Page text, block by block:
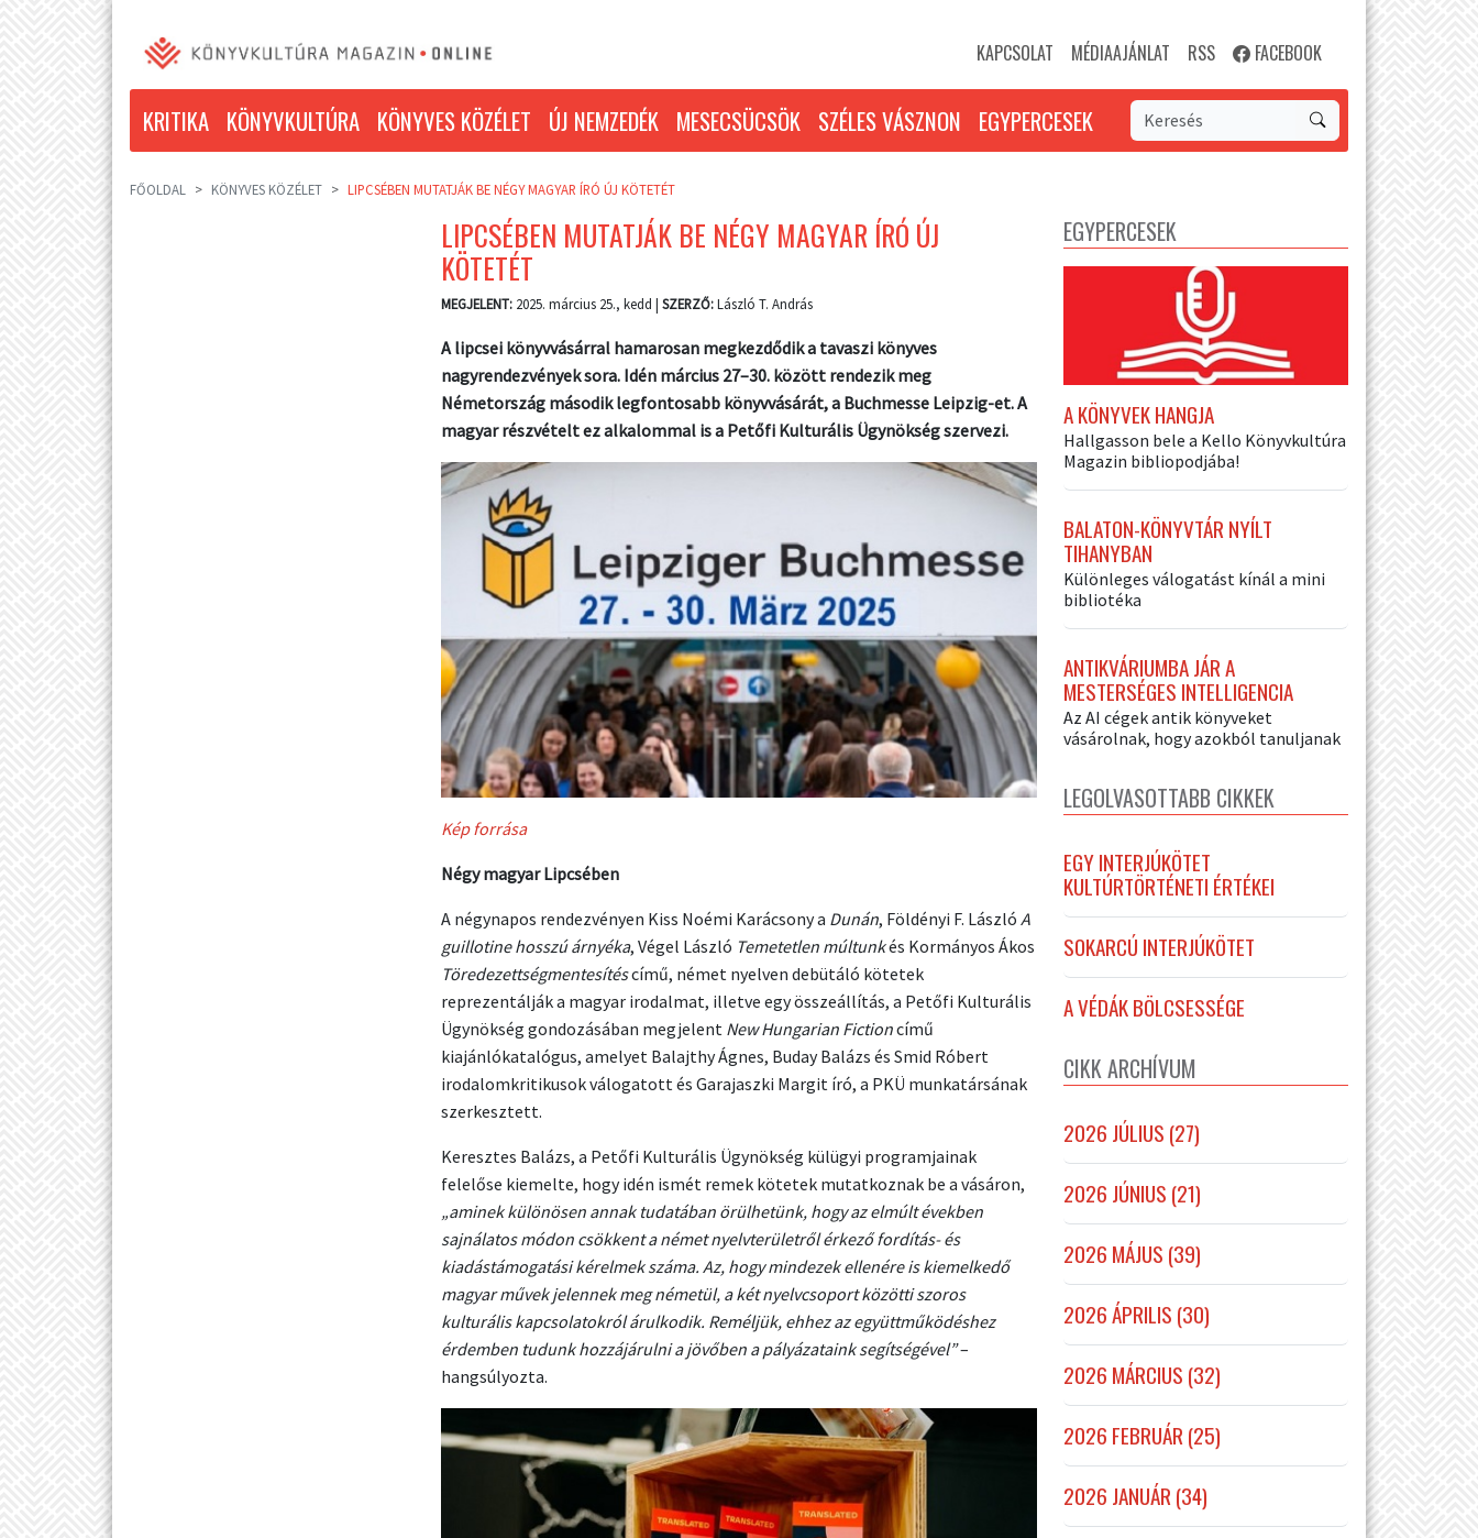
KAPCSOLAT MÉDIAAJÁNLAT RSS FACEBOOK
KRITIKA KÖNYVKULTÚRA KÖNYVES KÖZÉLET ÚJ NEMZEDÉK MESECSÜCSÖK SZÉLES VÁSZNON EGYPERCESEK
FŐOLDAL KÖNYVES KÖZÉLET LIPCSÉBEN MUTATJÁK BE NÉGY MAGYAR ÍRÓ ÚJ KÖTETÉT
LIPCSÉBEN MUTATJÁK BE NÉGY MAGYAR ÍRÓ ÚJ
KÖTETÉT
MEGJELENT: 2025. március 25., kedd | SZERZŐ:László T. András
A lipcsei könyvvásárral hamarosan megkezdődik a tavaszi könyves
nagyrendezvények sora. Idén március 27–30. között rendezik meg
Németország második legfontosabb könyvvásárát, a Buchmesse Leipzig-et. A
magyar részvételt ez alkalommal is a Petőfi Kulturális Ügynökség szervezi.
Kép forrása
Négy magyar Lipcsében
A négynapos rendezvényen Kiss Noémi Karácsony a Dunán, Földényi F. László A
guillotine hosszú árnyéka, Végel László Temetetlen múltunkés Kormányos Ákos
Töredezettségmentesítéscímű, német nyelven debütáló kötetek
reprezentálják a magyar irodalmat, illetve egy összeállítás, a Petőfi Kulturális
Ügynökség gondozásában megjelent New Hungarian Fictioncímű
kiajánlókatalógus, amelyet Balajthy Ágnes, Buday Balázs és Smid Róbert
irodalomkritikusok válogatott és Garajaszki Margit író, a PKÜ munkatársának
szerkesztett.
Keresztes Balázs, a Petőfi Kulturális Ügynökség külügyi programjainak
felelőse kiemelte, hogy idén ismét remek kötetek mutatkoznak be a vásáron,
„aminek különösen annak tudatában örülhetünk, hogy az elmúlt években
sajnálatos módon csökkent a német nyelvterületről érkező fordítás- és
kiadástámogatási kérelmek száma. Az, hogy mindezek ellenére is kiemelkedő
magyar művek jelennek meg németül, a két nyelvcsoport közötti szoros
kulturális kapcsolatokról árulkodik. Reméljük, ehhez az együttműködéshez
érdemben tudunk hozzájárulni a jövőben a pályázataink segítségével”–
hangsúlyozta.
EGYPERCESEK
A KÖNYVEK HANGJA
Hallgasson bele a Kello Könyvkultúra
Magazin bibliopodjába!
BALATON-KÖNYVTÁR NYÍLT
TIHANYBAN
Különleges válogatást kínál a mini
bibliotéka
ANTIKVÁRIUMBA JÁR A
MESTERSÉGES INTELLIGENCIA
Az AI cégek antik könyveket
vásárolnak, hogy azokból tanuljanak
LEGOLVASOTTABB CIKKEK
EGY INTERJÚKÖTET
KULTÚRTÖRTÉNETI ÉRTÉKEI
SOKARCÚ INTERJÚKÖTET
A VÉDÁK BÖLCSESSÉGE
CIKK ARCHÍVUM
2026 JÚLIUS (27)
2026 JÚNIUS (21)
2026 MÁJUS (39)
2026 ÁPRILIS (30)
2026 MÁRCIUS (32)
2026 FEBRUÁR (25)
2026 JANUÁR (34)